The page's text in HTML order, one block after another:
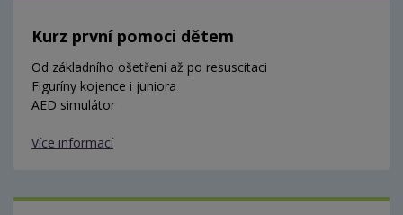
Kurz první pomoci dětem
Od základního ošetření až po resuscitaci
Figuríny kojence i juniora
AED simulátor
Více informací